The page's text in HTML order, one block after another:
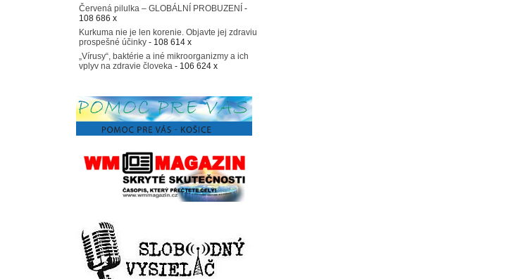
Červená pilulka – GLOBÁLNÍ PROBUZENÍ -
108 686 x
Kurkuma nie je len korenie. Objavte jej zdraviu
prospešné účinky - 108 614 x
„Vírusy“, baktérie a iné mikroorganizmy a ich
vplyv na zdravie človeka - 106 624 x